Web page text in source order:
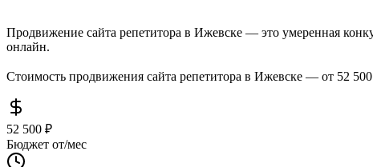
Продвижение сайта репетитора в Ижевске — это умеренная
онлайн.
Стоимость продвижения сайта репетитора в Ижевске — от 52
52 500 ₽
Бюджет от/мес